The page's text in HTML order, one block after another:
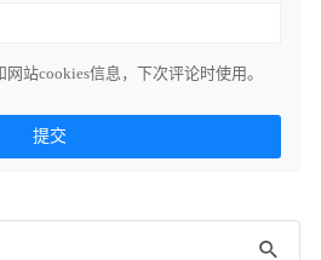
站cookies信息，下次评论时使用。